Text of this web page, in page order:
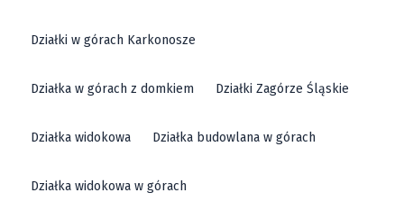
Działki w górach Karkonosze
Działka w górach z domkiem Działki Zagórze Śląskie
Działka widokowa Działka budowlana w górach
Działka widokowa w górach